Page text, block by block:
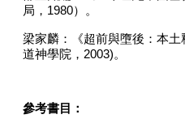
局， 1980）。
梁家麟：《超前與墮後：本土
道神學院， 2003)。
參考書目：